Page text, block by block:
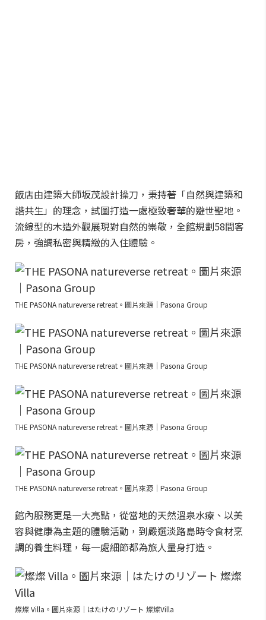
飯店由建築大師坂茂設計操刀，秉持著「自然與建築和
諧共生」的理念，試圖打造一處極致奢華的避世聖地。
流線型的木造外觀展現對自然的崇敬，全館規劃58間客
房，強調私密與精緻的入住體驗。
THE PASONA natureverse retreat。圖片來源｜Pasona Group
THE PASONA natureverse retreat。圖片來源｜Pasona Group
THE PASONA natureverse retreat。圖片來源｜Pasona Group
THE PASONA natureverse retreat。圖片來源｜Pasona Group
館內服務更是一大亮點，從當地的天然溫泉水療、以美
容與健康為主題的體驗活動，到嚴選淡路島時令食材烹
調的養生料理，每一處細節都為旅人量身打造。
燦燦 Villa。圖片來源｜はたけのリゾート 燦燦Villa